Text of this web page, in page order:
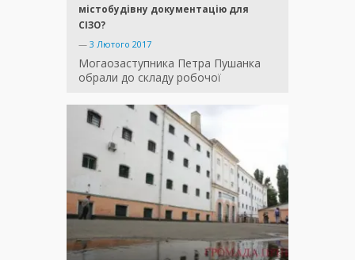
містобудівну документацію для
СІЗО?
— 3 Лютого 2017
Могаозаступника Петра Пушанка
обрали до складу робочої